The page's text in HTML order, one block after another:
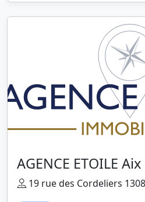
AGENCE ETOILE
19 rue des Cordeliers